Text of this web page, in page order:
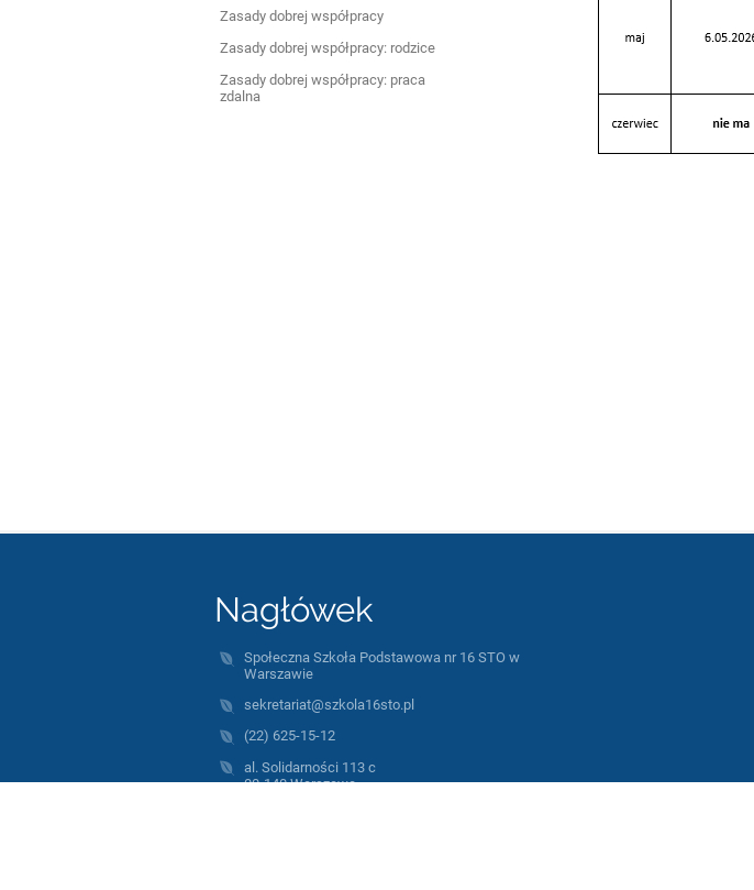
Zasady dobrej współpracy
Zasady dobrej współpracy: rodzice
Zasady dobrej współpracy: praca
zdalna
Nagłówek
Społeczna Szkoła Podstawowa nr 16 STO w
Warszawie
sekretariat@szkola16sto.pl
(22) 625-15-12
al. Solidarności 113 c
00-140 Warszawa